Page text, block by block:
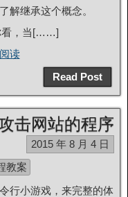
解继承这个概念。
看，当[……]
读
Read Post
击网站的程序
2015 年 8 月 4 日
教案
行小游戏，来完整的体